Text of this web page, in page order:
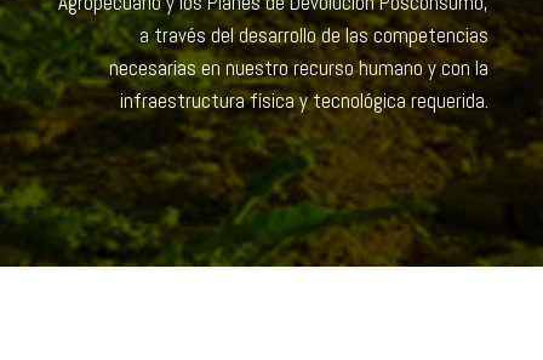
a través del desarrollo de las competencias
necesarias en nuestro recurso humano y con la
infraestructura física y tecnológica requerida.